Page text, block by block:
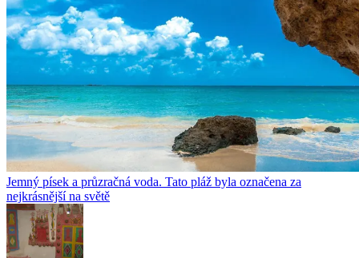
Jemný písek a průzračná voda. Tato pláž byla označena za
nejkrásnější na světě